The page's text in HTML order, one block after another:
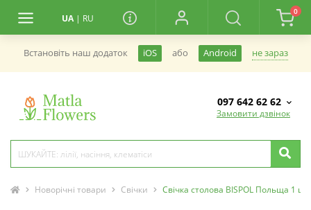
UA | RU
0
Встановiть наш додаток iOS або Android не зараз
097 642 62 62
Замовити дзвінок
Новорічні товари Свічки Свічка столова BISPOL Польща 1 шт